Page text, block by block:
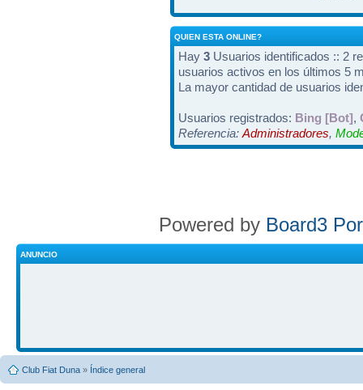
QUIEN ESTA ONLINE?
Hay 3 Usuarios identificados :: 2
usuarios activos en los últimos 5
La mayor cantidad de usuarios
Usuarios registrados: Bing [Bot] ,
Referencia: Administradores,
Powered by Board3
ANUNCIO
Club Fiat Duna » Índice general